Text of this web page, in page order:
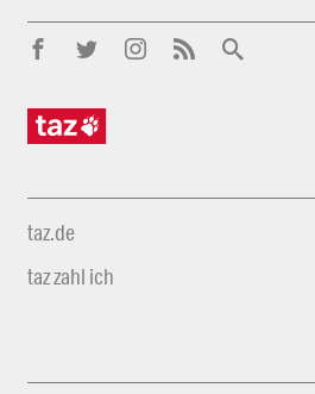
taz.de
taz zahl ich